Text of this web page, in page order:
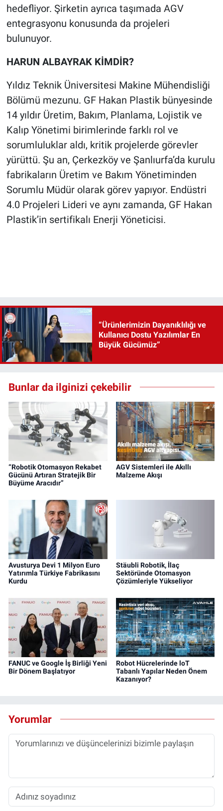
hedefliyor. Şirketin ayrıca taşımada AGV
entegrasyonu konusunda da projeleri
bulunuyor.
HARUN ALBAYRAK KİMDİR?
Yıldız Teknik Üniversitesi Makine Mühendisliği
Bölümü mezunu. GF Hakan Plastik bünyesinde
14 yıldır Üretim, Bakım, Planlama, Lojistik ve
Kalıp Yönetimi birimlerinde farklı rol ve
sorumluluklar aldı, kritik projelerde görevler
yürüttü. Şu an, Çerkezköy ve Şanlıurfa’da kurulu
fabrikaların Üretim ve Bakım Yönetiminden
Sorumlu Müdür olarak görev yapıyor. Endüstri
4.0 Projeleri Lideri ve aynı zamanda, GF Hakan
Plastik’in sertifikalı Enerji Yöneticisi.
“Ürünlerimizin Dayanıklılığı ve
Kullanıcı Dostu Yazılımlar En
Büyük Gücümüz”
Bunlar da ilginizi çekebilir
“Robotik Otomasyon Rekabet
Gücünü Artıran Stratejik Bir
Büyüme Aracıdır”
AGV Sistemleri ile Akıllı
Malzeme Akışı
Avusturya Devi 1 Milyon Euro
Yatırımla Türkiye Fabrikasını
Kurdu
Stäubli Robotik, İlaç
Sektöründe Otomasyon
Çözümleriyle Yükseliyor
FANUC ve Google İş Birliği Yeni
Bir Dönem Başlatıyor
Robot Hücrelerinde loT
Tabanlı Yapılar Neden Önem
Kazanıyor?
Yorumlar